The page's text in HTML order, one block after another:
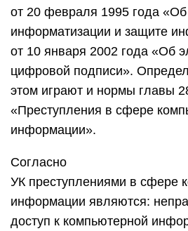
от 20 февраля 1995 года
информатизации и защите
от 10 января 2002 года «Об
цифровой подписи».
этом играют и нормы главы
«Преступления в сфере
информации».
Согласно
УК преступлениями в сфере
информации являются:
доступ к компьютерной